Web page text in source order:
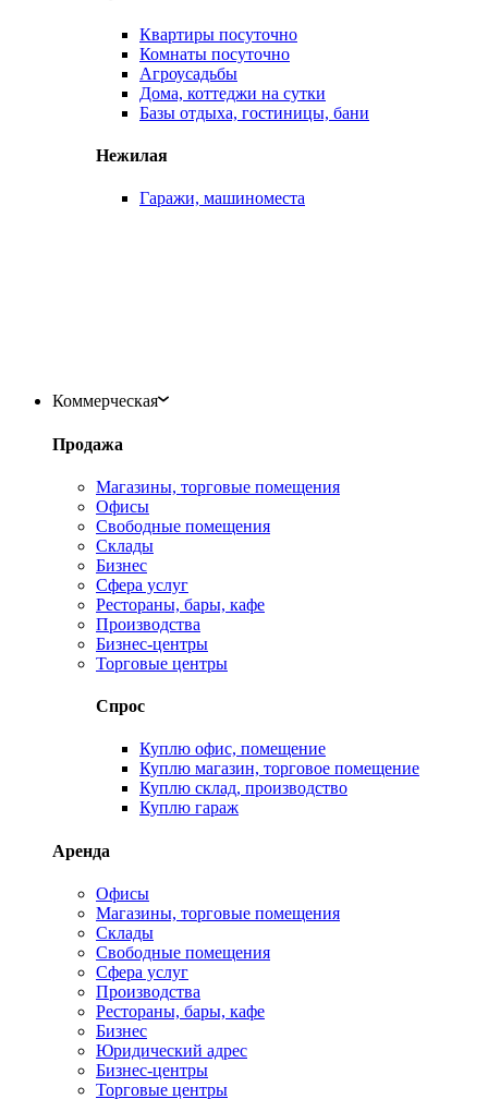
Квартиры посуточно
Комнаты посуточно
Агроусадьбы
Дома, коттеджи на сутки
Базы отдыха, гостиницы, бани
Нежилая
Гаражи, машиноместа
Коммерческая
Продажа
Магазины, торговые помещения
Офисы
Свободные помещения
Склады
Бизнес
Сфера услуг
Рестораны, бары, кафе
Производства
Бизнес-центры
Торговые центры
Спрос
Куплю офис, помещение
Куплю магазин, торговое помещение
Куплю склад, производство
Куплю гараж
Аренда
Офисы
Магазины, торговые помещения
Склады
Свободные помещения
Сфера услуг
Производства
Рестораны, бары, кафе
Бизнес
Юридический адрес
Бизнес-центры
Торговые центры